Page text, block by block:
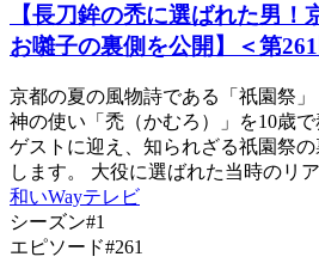
【長刀鉾の禿に選ばれた男！
お囃子の裏側を公開】＜第261
京都の夏の風物詩である「祇園祭
神の使い「禿（かむろ）」を10歳
ゲストに迎え、知られざる祇園祭
します。 大役に選ばれた当時のリ
和いWayテレビ
シーズン#1
エピソード#261